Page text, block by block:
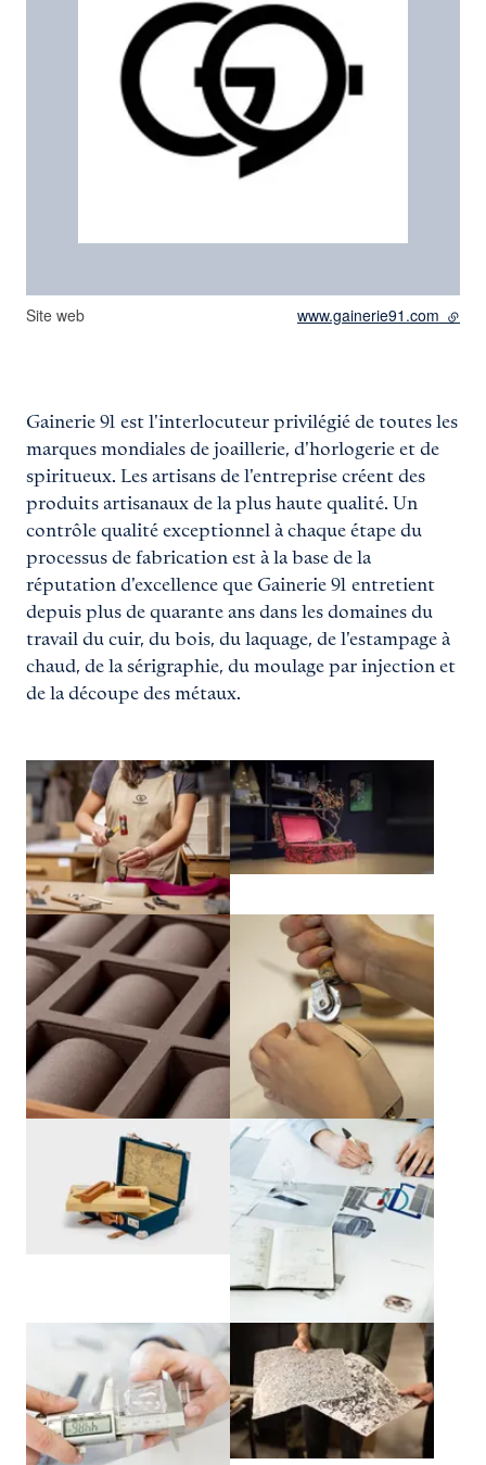
Site web www.gainerie91.com - lien
Gainerie 91 est l'interlocuteur privilégié de toutes les
marques mondiales de joaillerie, d'horlogerie et de
spiritueux. Les artisans de l'entreprise créent des
produits artisanaux de la plus haute qualité. Un
contrôle qualité exceptionnel à chaque étape du
processus de fabrication est à la base de la
réputation d'excellence que Gainerie 91 entretient
depuis plus de quarante ans dans les domaines du
travail du cuir, du bois, du laquage, de l'estampage à
chaud, de la sérigraphie, du moulage par injection et
de la découpe des métaux.
Agrandir Agrandir
Agrandir Agrandir
Agrandir
Agrandir Agrandir